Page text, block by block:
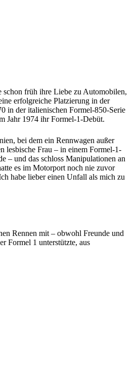
schon früh ihre Liebe zu Automobilen,
erfolgreiche Platzierung in der
in der italienischen Formel-850-Serie
Jahr 1974 ihr Formel-1-Debüt.
bei dem ein Rennwagen außer
lesbische Frau – in einem Formel-1-
– und das schloss Manipulationen an
es im Motorport noch nie zuvor
habe lieber einen Unfall als mich zu
Rennen mit – obwohl Freunde und
Formel 1 unterstützte, aus